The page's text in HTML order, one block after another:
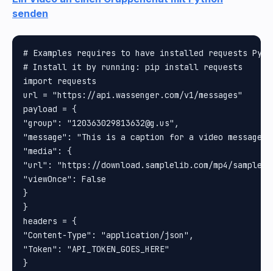
senden
# Examples requires to have installed requests
# Install it by running: pip install requests
import requests
url = "https://api.wassenger.com/v1/messages"
payload = {
"group": "120363029813632@g.us",
"message": "This is a caption for a video
"media": {
"url": "https://download.samplelib.com/mp4/sample-
"viewOnce": False
}
}
headers = {
"Content-Type": "application/json",
"Token": "API_TOKEN_GOES_HERE"
}